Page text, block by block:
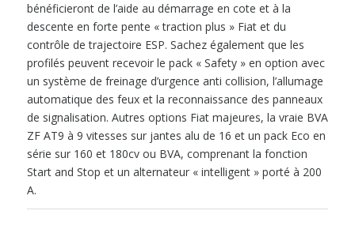
bénéficieront de l’aide au démarrage en cote et à la
descente en forte pente « traction plus » Fiat et du
contrôle de trajectoire ESP. Sachez également que les
profilés peuvent recevoir le pack « Safety » en option avec
un système de freinage d’urgence anti collision, l’allumage
automatique des feux et la reconnaissance des panneaux
de signalisation. Autres options Fiat majeures, la vraie BVA
ZF AT9 à 9 vitesses sur jantes alu de 16 et un pack Eco en
série sur 160 et 180cv ou BVA, comprenant la fonction
Start and Stop et un alternateur « intelligent » porté à 200
A.